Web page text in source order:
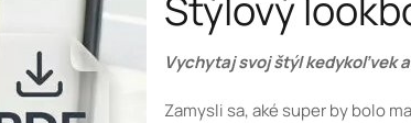
Vychytaj svoj štýl kedykoľvek
Zamysli sa, aké super by bolo